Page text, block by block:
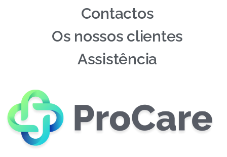
Contactos
Os nossos clientes
Assistência